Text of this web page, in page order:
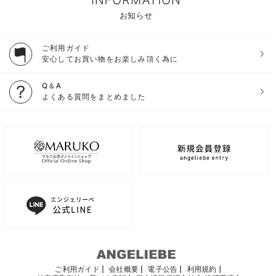
お知らせ
ご利用ガイド
安心してお買い物をお楽しみ頂く為に
Q＆A
よくある質問をまとめました
ご利用ガイド 会社概要 電子公告
利用規約